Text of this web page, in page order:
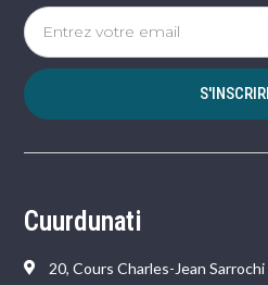
Cuurdunati
20, Cours Charles-Jean